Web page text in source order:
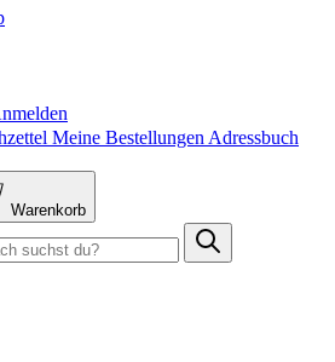
Meine Bestellungen Adressbuch
Warenkorb